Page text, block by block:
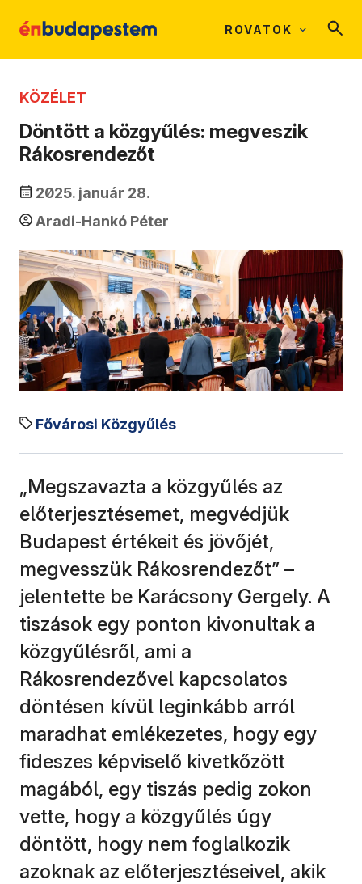
ROVATOK
KÖZÉLET
Döntött a közgyűlés: megveszik
Rákosrendezőt
2025. január 28.
Aradi-Hankó Péter
Fővárosi Közgyűlés
„Megszavazta a közgyűlés az
előterjesztésemet, megvédjük
Budapest értékeit és jövőjét,
megvesszük Rákosrendezőt” –
jelentette be Karácsony Gergely. A
tiszások egy ponton kivonultak a
közgyűlésről, ami a
Rákosrendezővel kapcsolatos
döntésen kívül leginkább arról
maradhat emlékezetes, hogy egy
fideszes képviselő kivetkőzött
magából, egy tiszás pedig zokon
vette, hogy a közgyűlés úgy
döntött, hogy nem foglalkozik
azoknak az előterjesztéseivel, akik